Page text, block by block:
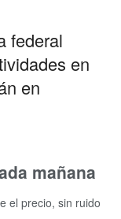
federal
en
en
mañana
el precio, sin ruido